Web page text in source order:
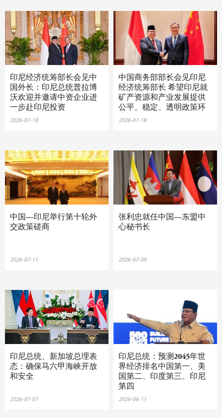
印尼经济统筹部长会见中
国外长：印尼总统普拉博
沃欢迎并邀请中资企业进
一步赴印尼投资
2026-07-18
中国商务部部长会见印尼
经济统筹部长 希望印尼就
矿产资源和产业发展提供
公平、稳定、透明政策环
境
2026-07-18
中国—印尼举行第十轮外
交政策磋商
2026-07-11
张利忠就任中国—东盟中
心秘书长
2026-07-09
印尼总统、新加坡总理表
态：确保马六甲海峡开放
和安全
2026-07-07
印尼总统：预测2045年世
界经济排名中国第一、美
国第二、印度第三、印尼
第四
2026-06-11